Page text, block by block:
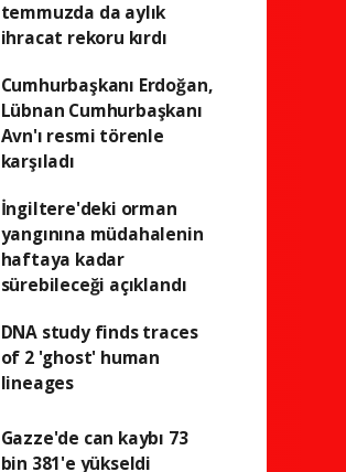
temmuzda da aylık
ihracat rekoru kırdı
Cumhurbaşkanı Erdoğan,
Lübnan Cumhurbaşkanı
Avn'ı resmi törenle
karşıladı
İngiltere'deki orman
yangınına müdahalenin
haftaya kadar
sürebileceği açıklandı
DNA study finds traces
of 2 'ghost' human
lineages
Gazze'de can kaybı 73
bin 381'e yükseldi